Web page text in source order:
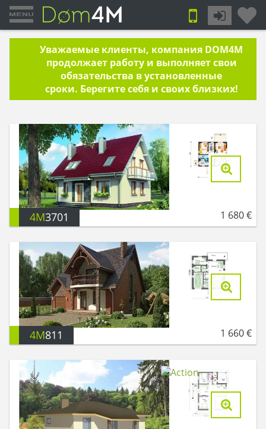
Уважаемые клиенты, компания DOM4M
продолжает работу и выполняет свои
обязательства в установленные
сроки. Берегите себя и своих близких!
4M3701 1 680€
4M811 1 660€